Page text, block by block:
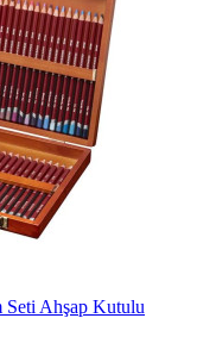
Seti Ahşap Kutulu